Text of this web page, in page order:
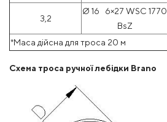
3,2
Ø 16 6×27 WSC 1770
BsZ
*Маса дійсна для троса 20 м
Схема троса ручної лебідки Brano